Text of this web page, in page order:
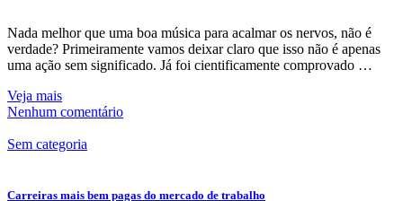
Nada melhor que uma boa música para acalmar os nervos, não é
verdade? Primeiramente vamos deixar claro que isso não é apenas
uma ação sem significado. Já foi cientificamente comprovado …
Veja mais
Nenhum comentário
Sem categoria
Carreiras mais bem pagas do mercado de trabalho